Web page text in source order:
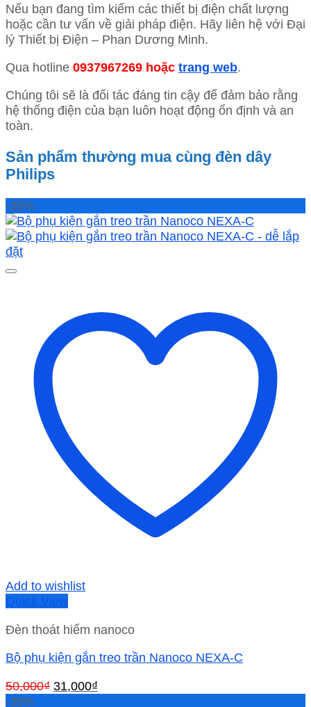
Nếu bạn đang tìm kiếm các thiết bị điện chất lượng
hoặc cần tư vấn về giải pháp điện. Hãy liên hệ với Đại
lý Thiết bị Điện – Phan Dương Minh.
Qua hotline 0937967269 hoặc trang web.
Chúng tôi sẽ là đối tác đáng tin cậy để đảm bảo rằng
hệ thống điện của bạn luôn hoạt động ổn định và an
toàn.
Sản phẩm thường mua cùng đèn dây
Philips
-38%
Add to wishlist
Quick View
Đèn thoát hiểm nanoco
Bộ phụ kiện gắn treo trần Nanoco NEXA-C
50,000₫ Giá
31,000₫
-38%